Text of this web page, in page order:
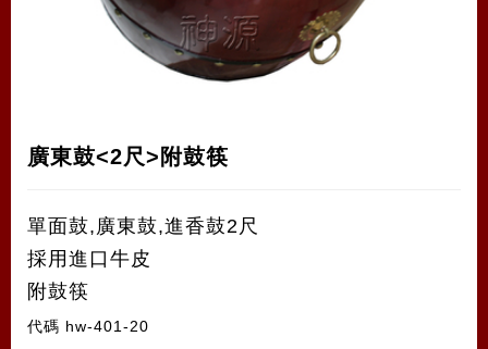
廣東鼓<2尺>附鼓筷
單面鼓,廣東鼓,進香鼓2尺
採用進口牛皮
附鼓筷
代碼 hw-401-20